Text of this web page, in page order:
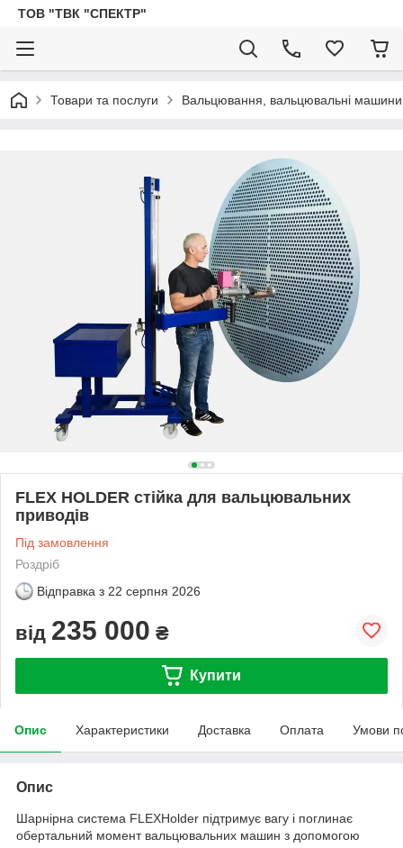
ТОВ "ТВК "СПЕКТР"
Товари та послуги Вальцювання, вальцювальні
FLEX HOLDER стійка для вальцювальних
приводів
Під замовлення
Роздріб
Відправка з 22 серпня 2026
від 235 000 ₴
Купити
Опис Характеристики Доставка Оплата Умови
Опис
Шарнірна система FLEXHolder підтримує вагу і поглинає
обертальний момент вальцювальних машин з допомогою